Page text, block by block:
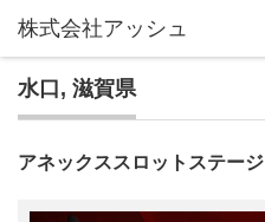
水口 , 滋賀県
アネックススロットステージ